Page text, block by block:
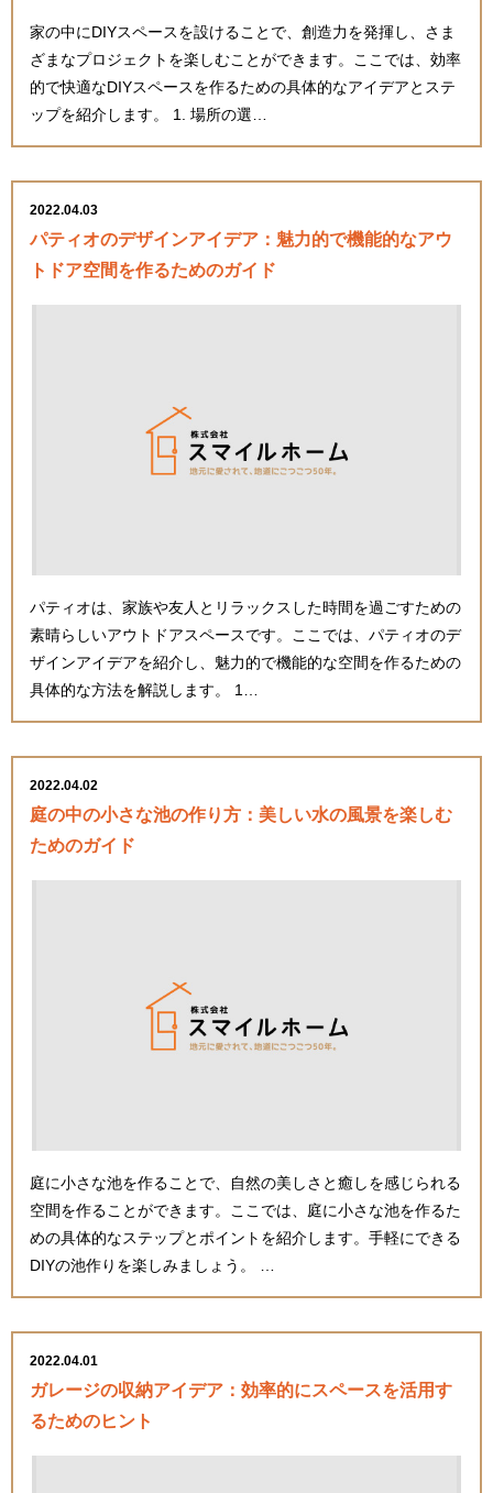
家の中にDIYスペースを設けることで、創造力を発揮し、さま
ざまなプロジェクトを楽しむことができます。ここでは、効率
的で快適なDIYスペースを作るための具体的なアイデアとステ
ップを紹介します。 1. 場所の選…
2022.04.03
パティオのデザインアイデア：魅力的で機能的なアウ
トドア空間を作るためのガイド
パティオは、家族や友人とリラックスした時間を過ごすための
素晴らしいアウトドアスペースです。ここでは、パティオのデ
ザインアイデアを紹介し、魅力的で機能的な空間を作るための
具体的な方法を解説します。 1…
2022.04.02
庭の中の小さな池の作り方：美しい水の風景を楽しむ
ためのガイド
庭に小さな池を作ることで、自然の美しさと癒しを感じられる
空間を作ることができます。ここでは、庭に小さな池を作るた
めの具体的なステップとポイントを紹介します。手軽にできる
DIYの池作りを楽しみましょう。 …
2022.04.01
ガレージの収納アイデア：効率的にスペースを活用す
るためのヒント